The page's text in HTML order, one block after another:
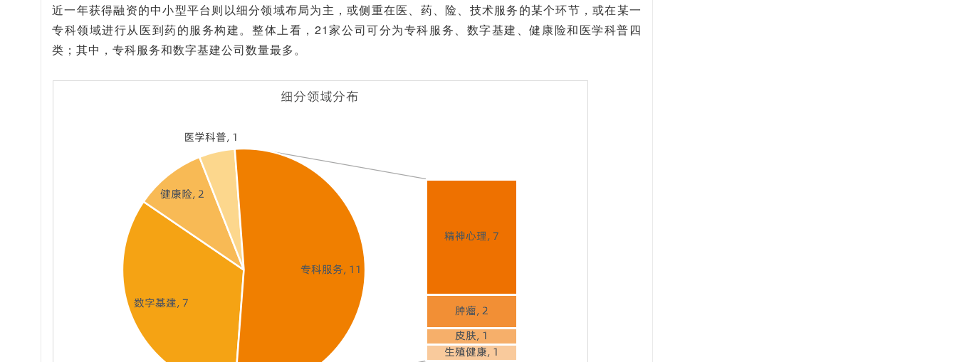
近一年获得融资的中小型平台则以细分领域布局为主，或侧重在医、药、险、技术服务的某个环节，或在某一
专科领域进行从医到药的服务构建。整体上看，21家公司可分为专科服务、数字基建、健康险和医学科普四
类；其中，专科服务和数字基建公司数量最多。